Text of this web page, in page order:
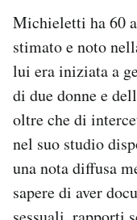
Michieletti ha 60
stimato e noto
lui era iniziata a
di due donne e
oltre che di
nel suo studio
una nota diffusa
sapere di aver